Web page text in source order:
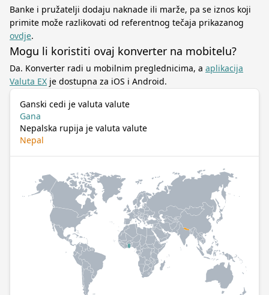
Banke i pružatelji dodaju naknade ili marže, pa se iznos koji
primite može razlikovati od referentnog tečaja prikazanog
ovdje.
Mogu li koristiti ovaj konverter na mobitelu?
Da. Konverter radi u mobilnim preglednicima, a aplikacija
Valuta EX je dostupna za iOS i Android.
Ganski cedi je valuta valute
Gana
Nepalska rupija je valuta valute
Nepal